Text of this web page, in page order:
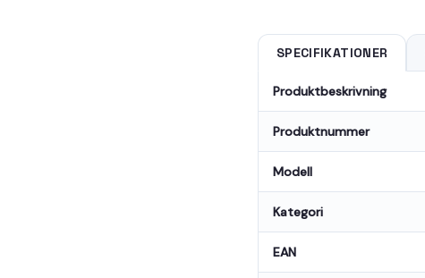
SPECIFIKATIONER
Produktbeskrivning
Produktnummer
Modell
Kategori
EAN